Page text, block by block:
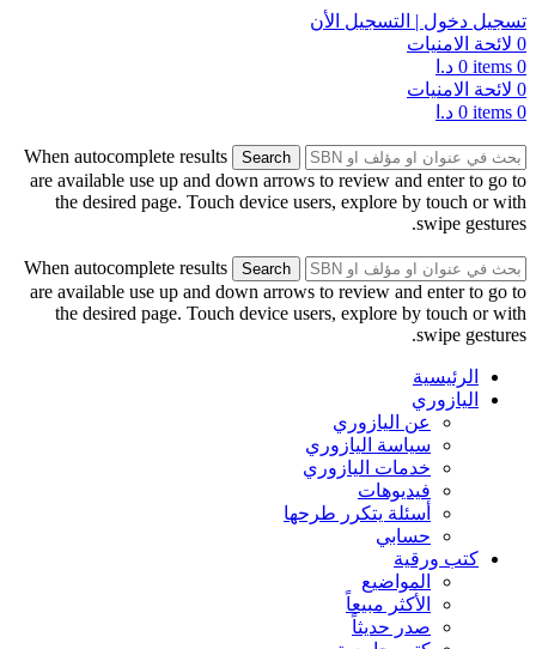
تسجيل دخول | التسجيل الأن
0 لائحة الامنيات
0
items
0 د.ا
0 لائحة الامنيات
0
items
0 د.ا
Search
When autocomplete results
are available use up and down arrows to review and enter to go to
the desired page. Touch device users, explore by touch or with
swipe gestures.
Search
When autocomplete results
are available use up and down arrows to review and enter to go to
the desired page. Touch device users, explore by touch or with
swipe gestures.
الرئيسية
اليازوري
عن اليازوري
سياسة اليازوري
خدمات اليازوري
فيديوهات
أسئلة يتكرر طرحها
حسابي
كتب ورقية
المواضيع
الأكثر مبيعاً
صدر حديثاً